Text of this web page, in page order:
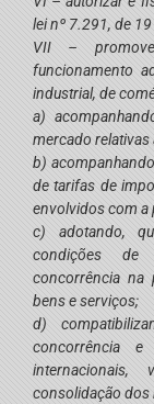
lei nº 7.291, de
VII –
funcionamento
industrial, de
a)
mercado
b)
de tarifas de
envolvidos com a
c) adotando,
condições de
concorrência na
bens e serviços;
d)
concorrência
consolidação